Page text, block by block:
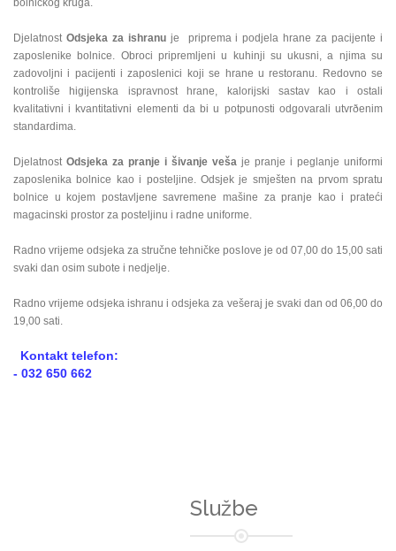
bolnićkog kruga.
Djelatnost Odsjeka za ishranuje priprema i podjela hrane za pacijente i
zaposlenike bolnice. Obroci pripremljeni u kuhinji su ukusni, a njima su
zadovoljni i pacijenti i zaposlenici koji se hrane u restoranu. Redovno se
kontroliše higijenska ispravnost hrane, kalorijski sastav kao i ostali
kvalitativni i kvantitativni elementi da bi u potpunosti odgovarali utvrðenim
standardima.
Djelatnost Odsjeka za pranje i šivanje veša je pranje i peglanje uniformi
zaposlenika bolnice kao i posteljine. Odsjek je smješten na prvom spratu
bolnice u kojem postavljene savremene mašine za pranje kao i prateći
magacinski prostor za posteljinu i radne uniforme.
Radno vrijeme odsjeka za stručne tehničke poslove je od 07,00 do 15,00 sati
svaki dan osim subote i nedjelje.
Radno vrijeme odsjeka ishranu i odsjeka za vešeraj je svaki dan od 06,00 do
19,00 sati.
Kontakt telefon:
- 032 650 662
Službe